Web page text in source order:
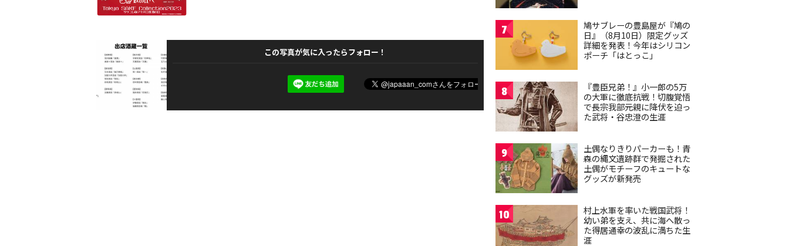
この写真が気に入ったらフォロー！
7
鳩サブレーの豊島屋が『鳩の
日』（8月10日）限定グッズ
詳細を発表！今年はシリコン
ポーチ「はとっこ」
8
『豊臣兄弟！』小一郎の5万
の大軍に徹底抗戦！切腹覚悟
で長宗我部元親に降伏を迫っ
た武将・谷忠澄の生涯
9
土偶なりきりパーカーも！青
森の縄文遺跡群で発掘された
土偶がモチーフのキュートな
グッズが新発売
10
村上水軍を率いた戦国武将！
幼い弟を支え、共に海へ散っ
た得居通幸の波乱に満ちた生
涯